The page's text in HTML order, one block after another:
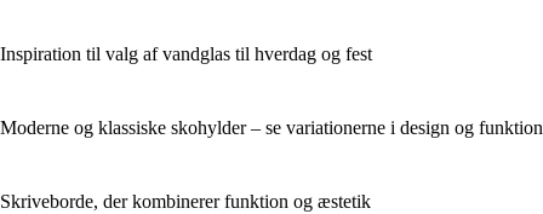
Inspiration til valg af vandglas til hverdag og fest
Moderne og klassiske skohylder – se variationerne i design og funktion
Skriveborde, der kombinerer funktion og æstetik